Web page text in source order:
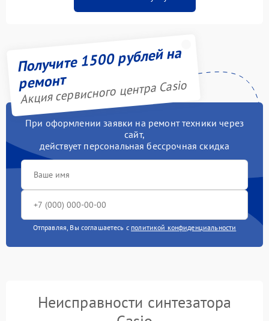
Получите 1500 рублей на
ремонт
Акция сервисного центра Casio
При оформлении заявки на ремонт техники через
сайт,
действует персональная бессрочная скидка
Отправляя, Вы соглашаетесь с политикой конфиденциальности
Неисправности синтезатора